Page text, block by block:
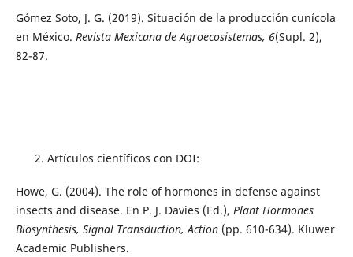
Gómez Soto, J. G. (2019). Situación de la producción cunícola
en México. Revista Mexicana de Agroecosistemas, 6(Supl. 2),
82-87.
Artículos científicos con DOI:
Howe, G. (2004). The role of hormones in defense against
insects and disease. En P. J. Davies (Ed.), Plant Hormones
Biosynthesis, Signal Transduction, Action (pp. 610-634). Kluwer
Academic Publishers.